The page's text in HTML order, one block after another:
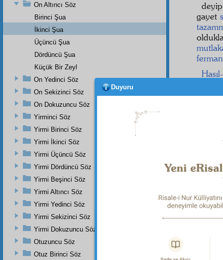
gayet
ferman
kısmı,
On Altıncı Söz
Birinci Şua
İkinci Şua
Üçüncü Şua
Dördüncü Şua
Küçük Bir Zeyl
On Yedinci Söz
On Sekizinci Söz
On Dokuzuncu Söz
Yirminci Söz
Yirmi Birinci Söz
Yirmi İkinci Söz
Yirmi Üçüncü Söz
Yirmi Dördüncü Söz
Yirmi Beşinci Söz
Yirmi Altıncı Söz
Yirmi Yedinci Söz
Yirmi Sekizinci Söz
Yirmi Dokuzuncu Söz
Otuzuncu Söz
Otuz Birinci Söz
Duyuru